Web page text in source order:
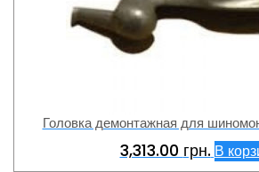
Головка демонтажная для
3,313.00 грн. В